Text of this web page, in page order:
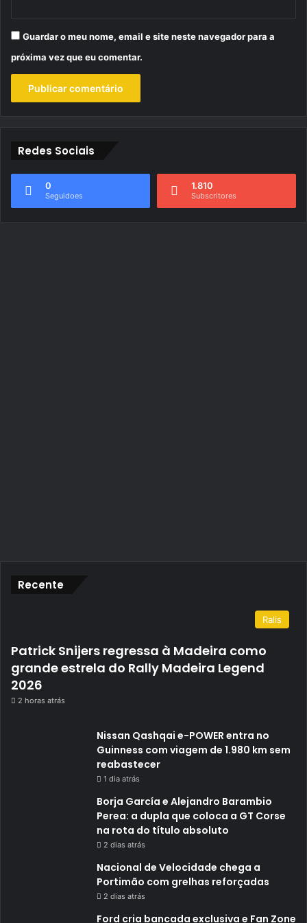
Guardar o meu nome, email e site neste navegador para a
próxima vez que eu comentar.
Redes Sociais
0
Seguidoes
1.810
Subscritores
Recente
Ralis
Patrick Snijers regressa à Madeira como
grande estrela do Rally Madeira Legend
2026
2 horas atrás
Nissan Qashqai e-POWER entra no
Guinness com viagem de 1.980 km sem
reabastecer
1 dia atrás
Borja García e Alejandro Barambio
Perea: a dupla que coloca a GT Corse
na rota do título absoluto
2 dias atrás
Nacional de Velocidade chega a
Portimão com grelhas reforçadas
2 dias atrás
Ford cria bancada exclusiva e Fan Zone